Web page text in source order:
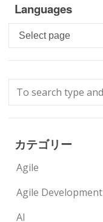
Languages
Languages
カテゴリー
Agile
Agile Development
AI